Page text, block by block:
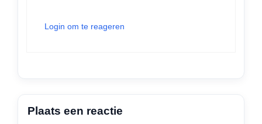
Login om te reageren
Plaats een reactie